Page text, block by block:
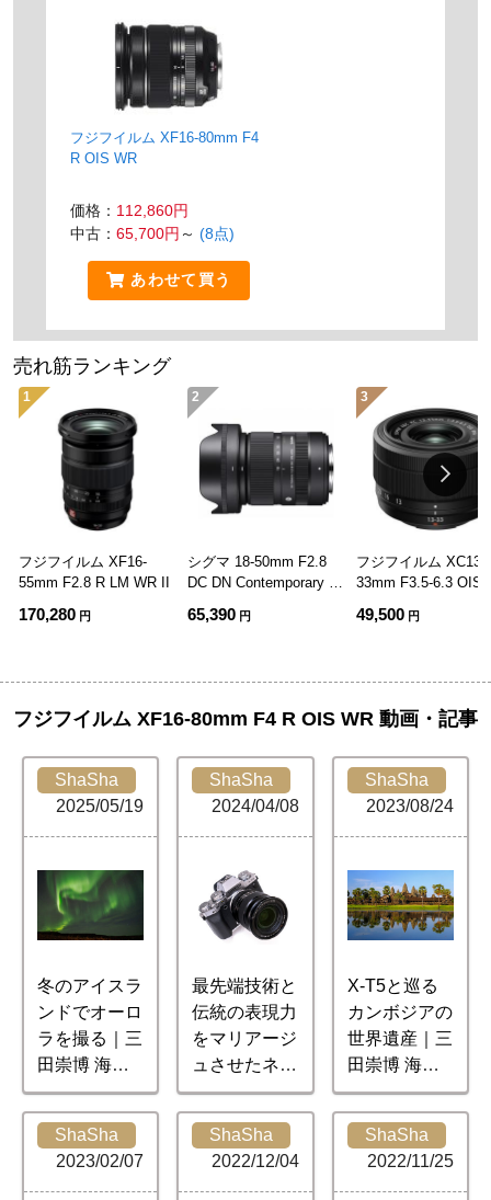
フジフイルム XF16-80mm F4
R OIS WR
価格： 112,860円
中古： 65,700円 ～ (8点)
あわせて買う
売れ筋ランキング
1
フジフイルム XF16-
55mm F2.8 R LM WR II
170,280 円
2
シグマ 18-50mm F2.8
DC DN Contemporary フ
65,390 円
3
フジフイルム XC13-
33mm F3.5-6.3 OIS
49,500 円
フジフイルム XF16-80mm F4 R OIS WR 動画・記事
ShaSha
2025/05/19
冬のアイスラ
ンドでオーロ
ラを撮る｜三
田崇博 海外
撮影記
ShaSha
2024/04/08
最先端技術と
伝統の表現力
をマリアージ
ュさせたネ
オ・クラシカ
ルカメラ 富
士フイルム X
-T5
ShaSha
2023/08/24
X-T5と巡る
カンボジアの
世界遺産｜三
田崇博 海外
撮影記
ShaSha
2023/02/07
ShaSha
2022/12/04
ShaSha
2022/11/25